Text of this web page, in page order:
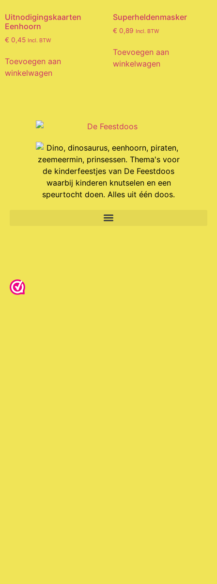
Uitnodigingskaarten
Eenhoorn
€ 0,45 Incl. BTW
Toevoegen aan
winkelwagen
Superheldenmasker
€ 0,89 Incl. BTW
Toevoegen aan
winkelwagen